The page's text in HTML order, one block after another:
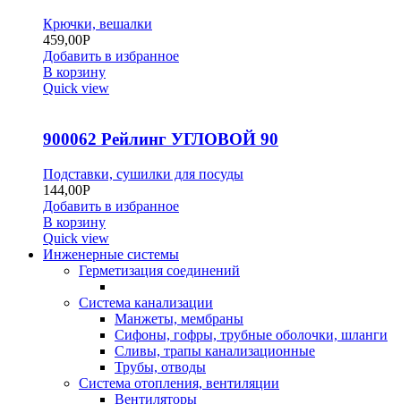
Крючки, вешалки
459,00Р
Добавить в избранное
В корзину
Quick view
900062 Рейлинг УГЛОВОЙ 90
Подставки, сушилки для посуды
144,00Р
Добавить в избранное
В корзину
Quick view
Инженерные системы
Герметизация соединений
Система канализации
Манжеты, мембраны
Сифоны, гофры, трубные оболочки, шланги
Сливы, трапы канализационные
Трубы, отводы
Система отопления, вентиляции
Вентиляторы